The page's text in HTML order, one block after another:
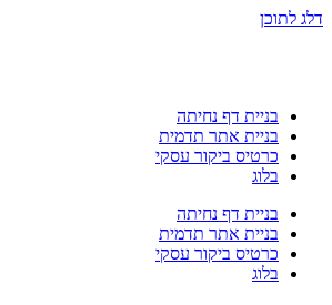
דלג לתוכן
בניית דף נחיתה
בניית אתר תדמית
כרטיס ביקור עסקי
בלוג
בניית דף נחיתה
בניית אתר תדמית
כרטיס ביקור עסקי
בלוג